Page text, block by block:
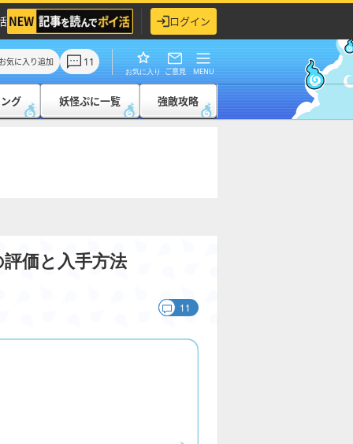
ログイン
気に入り追加 11
お気に入り ご意見 MENU
グ 妖怪ぷに一覧 強敵攻略
価と入手方法
11